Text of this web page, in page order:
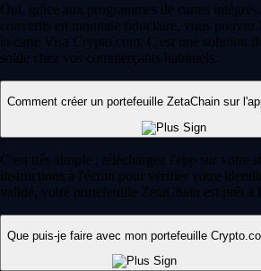
Oui, grâce aux programmes de cartes
convertis en monnaie fiduciaire, vous pouvez
la carte Visa Crypto.com. C'est une solution
solde chez vos commerçants habituels.
Comment créer un portefeuille ZetaChain sur
C'est très simple : téléchargez l'app sur votre
instructions à l'écran pour vérifier votre
validé, votre portefeuille ZetaChain est prêt à
Que puis-je faire avec mon portefeuille